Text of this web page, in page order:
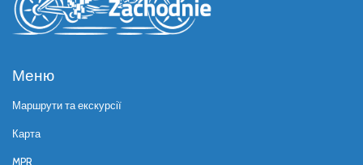
Меню
Маршрути та екскурсії
Карта
MPR